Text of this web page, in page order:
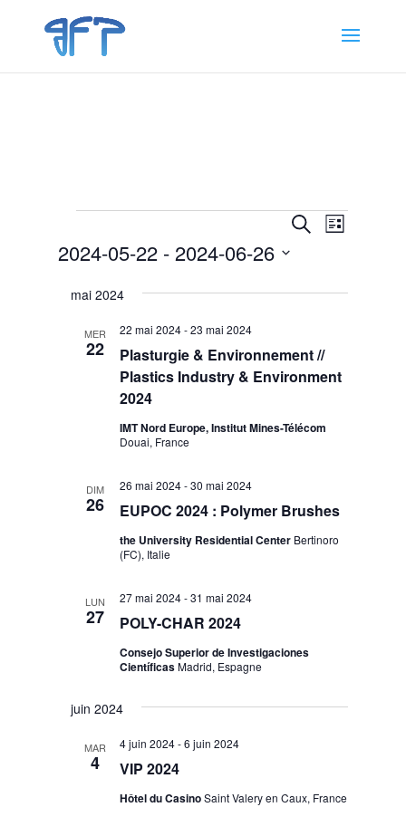
Évènements Recherche
et
de
Recherche
de
Liste
2024-05-22 - 2024-06-26
unemai 2024
MER
22
Plasturgie & Environnement //
Plastics Industry & Environment
2024
22 mai 2024-23 mai 2024
IMT Nord Europe, Institut Mines-Télécom
Douai, France
DIM
26 EUPOC 2024 : Polymer Brushes
26 mai 2024-30 mai 2024
the University Residential Center Bertinoro
(FC), Italie
LUN
27 POLY-CHAR 2024
27 mai 2024-31 mai 2024
Consejo Superior de Investigaciones
CientíficasMadrid, Espagne
juin 2024
MAR
4 VIP 2024
4 juin 2024-6 juin 2024
Hôtel du CasinoSaint Valery en Caux, France